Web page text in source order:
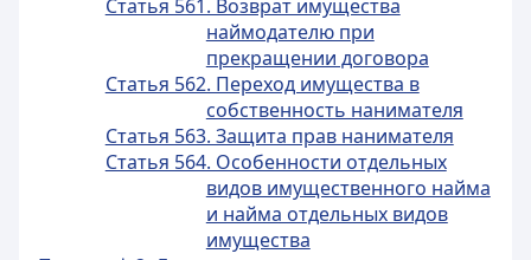
Статья 561. Возврат имущества
наймодателю при
прекращении договора
Статья 562. Переход имущества в
собственность нанимателя
Статья 563. Защита прав нанимателя
Статья 564. Особенности отдельных
видов имущественного найма
и найма отдельных видов
имущества